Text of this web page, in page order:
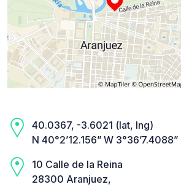
40.0367, -3.6021 (lat, lng)
N 40°2’12.156” W 3°36’7.4088”
10 Calle de la Reina
28300 Aranjuez,